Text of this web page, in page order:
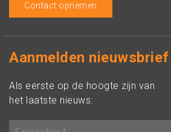
Contact opnemen
Aanmelden nieuwsbrief
Als eerste op de hoogte zijn van
het laatste nieuws: